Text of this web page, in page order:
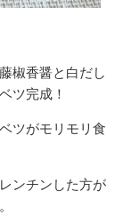
椒香醤と白だし
ツ完成！
ツがモリモリ食
ンチンした方が